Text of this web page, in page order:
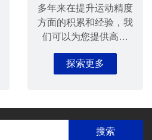
多年来在提升运动精度
方面的积累和经验，我
们可以为您提供高品
质、全方位的滑台选型
解决方案。
探索更多
搜索